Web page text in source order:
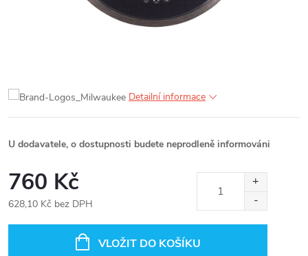
Detailní informace
U dodavatele, o dostupnosti budete neprodleně informováni
760 Kč
628,10 Kč bez DPH
VLOŽIT DO KOŠÍKU